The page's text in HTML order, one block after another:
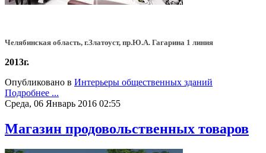
Челябинская область, г.Златоуст, пр.Ю.А. Гагарина 1 линия
2013г.
Опубликовано в Интерьеры общественных зданий
Подробнее ...
Среда, 06 Январь 2016 02:55
Магазин продовольственных товаров